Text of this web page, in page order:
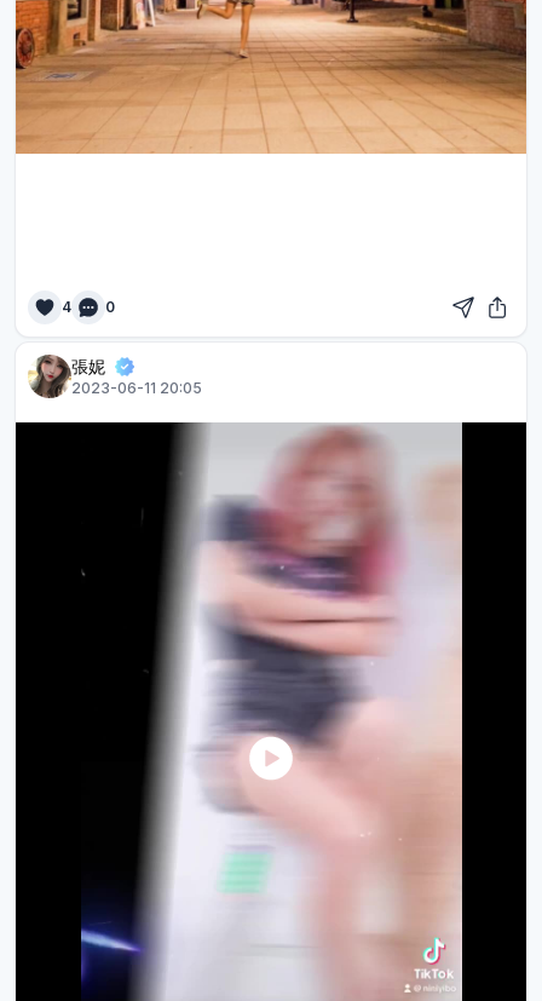
4 0
張妮
2023-06-11 20:05